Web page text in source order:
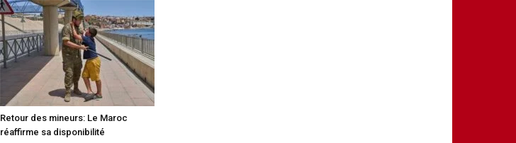
Retour des mineurs: Le Maroc
réaffirme sa disponibilité